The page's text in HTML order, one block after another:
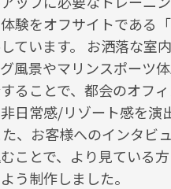
験をオフサイトである
ています。 お洒落な室
風景やマリンスポーツ
ることで、都会のオフ
日常感/リゾート感を演
た、お客様へのインタビ
ことで、より見ている
う制作しました。